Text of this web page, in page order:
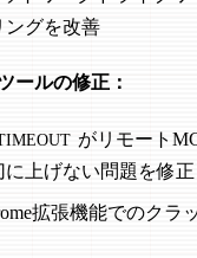
ングを改善
ールの修正：
がリモート
に上げない問題を修正
拡張機能でのクラ